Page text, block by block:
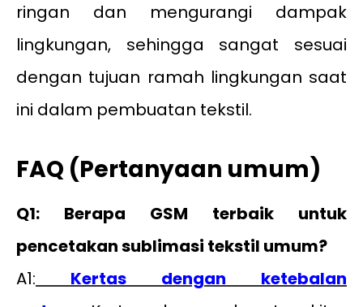
ringan dan mengurangi dampak
lingkungan, sehingga sangat sesuai
dengan tujuan ramah lingkungan saat
ini dalam pembuatan tekstil.
FAQ (Pertanyaan umum)
Q1: Berapa GSM terbaik untuk
pencetakan sublimasi tekstil umum?
A1:
Kertas dengan ketebalan